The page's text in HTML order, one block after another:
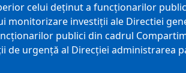
celui deținut a funcționarilor
monitorizare investiții ale Directiei
publici din cadrul
de urgență al Direcției administrarea